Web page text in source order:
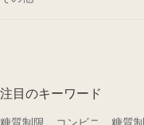
注目のキーワード